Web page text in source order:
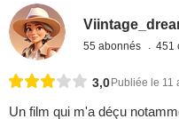
55 abonnés 451
3,0 Publiée le 11
Un film qui m'a déçu